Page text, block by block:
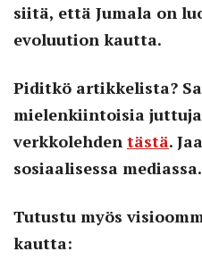
siitä, että Jumala on
evoluution kautta.
Piditkö artikkelista?
mielenkiintoisia
verkkolehden tästä.
sosiaalisessa mediassa.
Tutustu myös
kautta: